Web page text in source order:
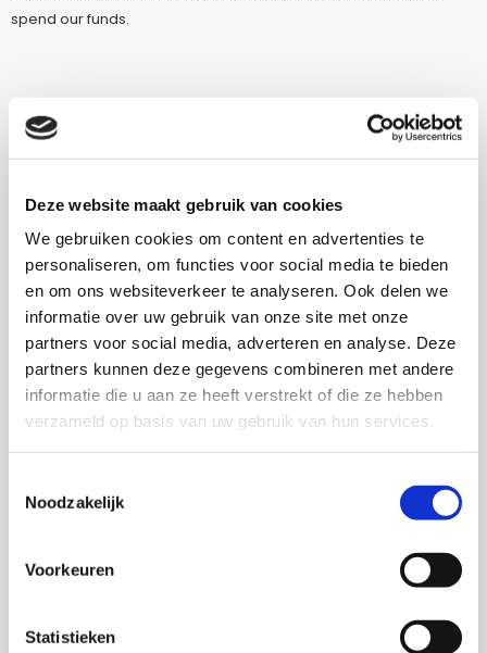
Deze website maakt gebruik van cookies
We gebruiken cookies om content en advertenties te
personaliseren, om functies voor social media te bieden
en om ons websiteverkeer te analyseren. Ook delen we
informatie over uw gebruik van onze site met onze
partners voor social media, adverteren en analyse. Deze
partners kunnen deze gegevens combineren met andere
informatie die u aan ze heeft verstrekt of die ze hebben
verzameld op basis van uw gebruik van hun services.
Noodzakelijk
Voorkeuren
Statistieken
spend our funds.
Download the policy (English)
Monitoring & Audit policy